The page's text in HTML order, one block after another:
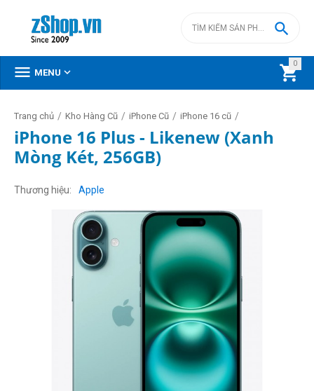
0


 MENU 
Trang chủ / Kho Hàng Cũ / iPhone Cũ / iPhone 16 cũ /
iPhone 16 Plus - Likenew (Xanh
Mòng Két, 256GB)
Thương hiệu Apple